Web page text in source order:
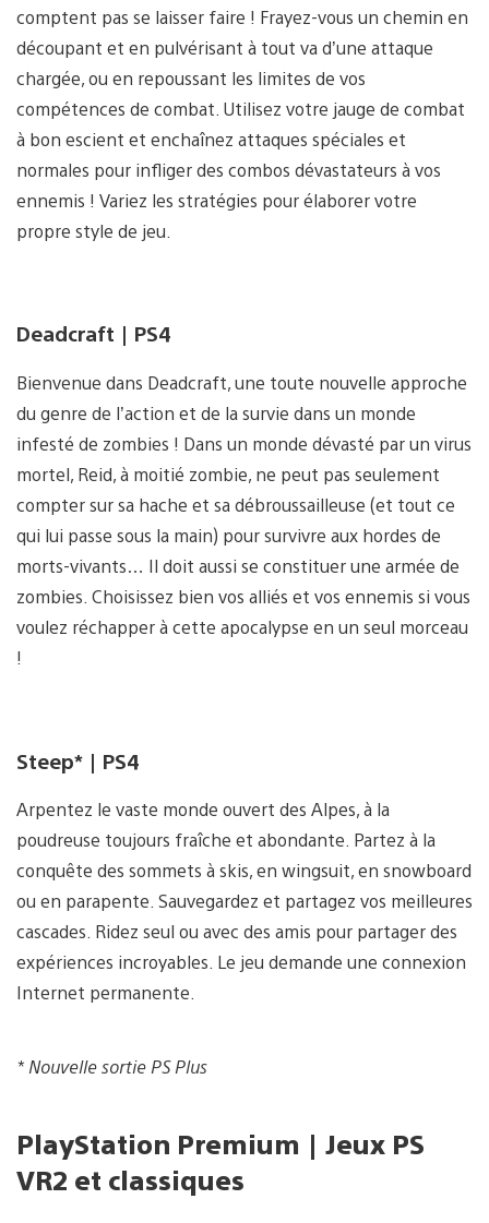
comptent pas se laisser faire ! Frayez-vous un chemin en
découpant et en pulvérisant à tout va d’une attaque
chargée, ou en repoussant les limites de vos
compétences de combat. Utilisez votre jauge de combat
à bon escient et enchaînez attaques spéciales et
normales pour infliger des combos dévastateurs à vos
ennemis ! Variez les stratégies pour élaborer votre
propre style de jeu.
Deadcraft | PS4
Bienvenue dans Deadcraft, une toute nouvelle approche
du genre de l’action et de la survie dans un monde
infesté de zombies ! Dans un monde dévasté par un virus
mortel, Reid, à moitié zombie, ne peut pas seulement
compter sur sa hache et sa débroussailleuse (et tout ce
qui lui passe sous la main) pour survivre aux hordes de
morts-vivants… Il doit aussi se constituer une armée de
zombies. Choisissez bien vos alliés et vos ennemis si vous
voulez réchapper à cette apocalypse en un seul morceau
!
Steep* | PS4
Arpentez le vaste monde ouvert des Alpes, à la
poudreuse toujours fraîche et abondante. Partez à la
conquête des sommets à skis, en wingsuit, en snowboard
ou en parapente. Sauvegardez et partagez vos meilleures
cascades. Ridez seul ou avec des amis pour partager des
expériences incroyables. Le jeu demande une connexion
Internet permanente.
* Nouvelle sortie PS Plus
PlayStation Premium | Jeux PS
VR2 et classiques